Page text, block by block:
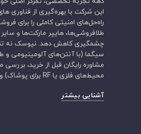
این شرکت با بهره‌گیری از فناوری
راه‌حل‌های امنیتی کاملی را برای
طلافروشی‌ها، هایپر مارکت‌ها و
چشمگیری کاهش دهد. نیوسک نه
سیگما (با آنتن‌های آلومینیومی
محیط‌های فلزی یا RF برای پوشاک) و پشتیبانی پس از فروش را نیز به مشتریان خود عرضه می‌کند.
آشنایی بیشتر